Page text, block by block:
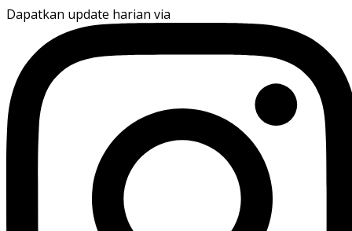
Dapatkan update harian via